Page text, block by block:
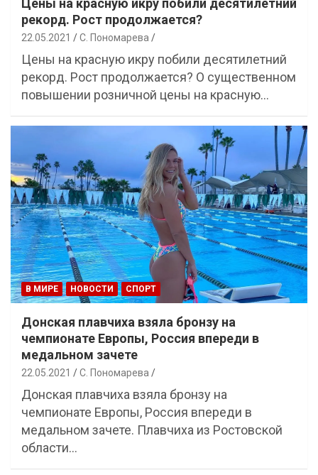
рекорд. Рост продолжается?
22.05.2021 С. Пономарева
Цены на красную икру побили десятилетний
рекорд. Рост продолжается? О существенном
повышении розничной цены на красную…
В МИРЕ НОВОСТИ СПОРТ
Донская плавчиха взяла бронзу на
чемпионате Европы, Россия впереди в
медальном зачете
22.05.2021 С. Пономарева
Донская плавчиха взяла бронзу на
чемпионате Европы, Россия впереди в
медальном зачете. Плавчиха из Ростовской
области…